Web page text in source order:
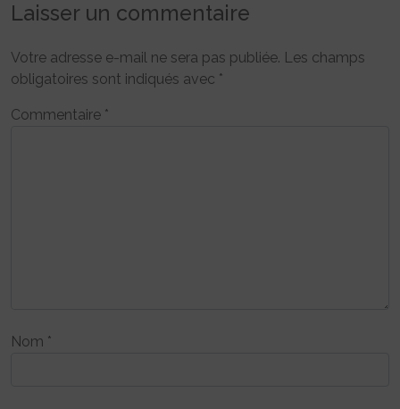
Laisser un commentaire
Votre adresse e-mail ne sera pas publiée. Les champs
obligatoires sont indiqués avec *
Commentaire *
Nom *